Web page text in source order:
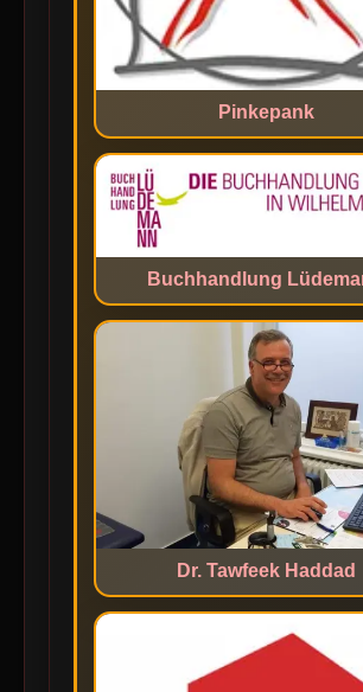
Pinkepank
Buchhandlung
Dr. Tawfeek Haddad